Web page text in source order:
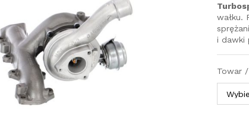
wałku.
i dawki
Towar /